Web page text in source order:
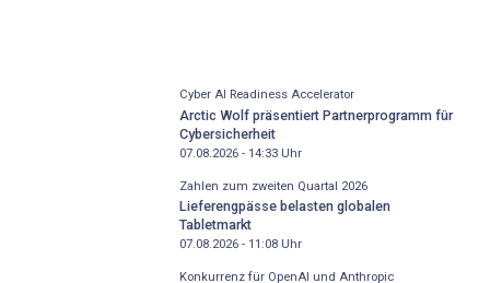
Cyber AI Readiness Accelerator
Arctic Wolf präsentiert Partnerprogramm für
Cybersicherheit
07.08.2026 - 14:33Uhr
Zahlen zum zweiten Quartal 2026
Lieferengpässe belasten globalen
Tabletmarkt
07.08.2026 - 11:08Uhr
Konkurrenz für OpenAI und Anthropic